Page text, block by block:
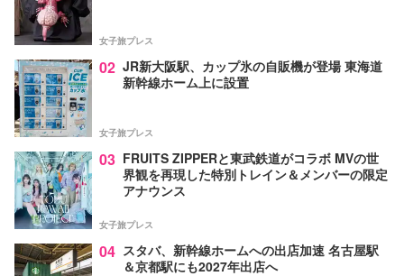
女子旅プレス
02 JR新大阪駅、カップ氷の自販機が登場 東海道
新幹線ホーム上に設置
女子旅プレス
03 FRUITS ZIPPERと東武鉄道がコラボ MVの世
界観を再現した特別トレイン＆メンバーの限定
アナウンス
女子旅プレス
04 スタバ、新幹線ホームへの出店加速 名古屋駅
＆京都駅にも2027年出店へ